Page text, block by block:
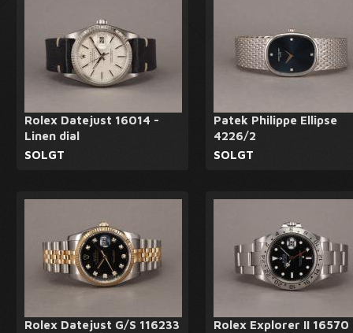
Rolex Datejust 16014 -
Linen dial
SOLGT
Patek Philippe Ellipse
4226/2
SOLGT
Rolex Datejust G/S 116233
Rolex Explorer II 16570